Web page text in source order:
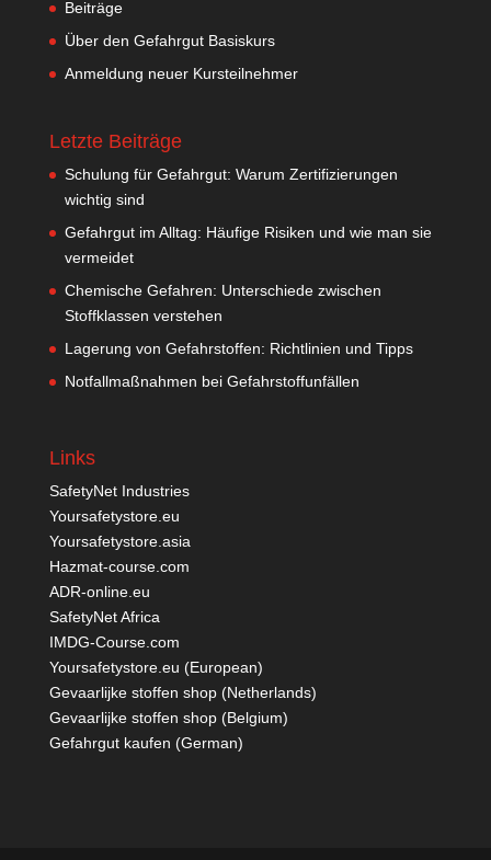
Beiträge
Über den Gefahrgut Basiskurs
Anmeldung neuer Kursteilnehmer
Letzte Beiträge
Schulung für Gefahrgut: Warum Zertifizierungen
wichtig sind
Gefahrgut im Alltag: Häufige Risiken und wie man sie
vermeidet
Chemische Gefahren: Unterschiede zwischen
Stoffklassen verstehen
Lagerung von Gefahrstoffen: Richtlinien und Tipps
Notfallmaßnahmen bei Gefahrstoffunfällen
Links
SafetyNet Industries
Yoursafetystore.eu
Yoursafetystore.asia
Hazmat-course.com
ADR-online.eu
SafetyNet Africa
IMDG-Course.com
Yoursafetystore.eu (European)
Gevaarlijke stoffen shop (Netherlands)
Gevaarlijke stoffen shop (Belgium)
Gefahrgut kaufen (German)